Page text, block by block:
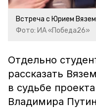
Встреча с Юрием
Фото: ИА «Победа26»
Отдельно
рассказать
в судьбе
Владимира